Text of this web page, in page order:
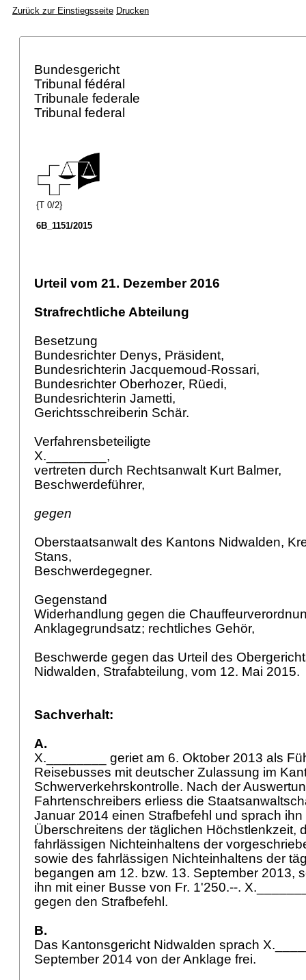
Zurück zur Einstiegsseite Drucken
Bundesgericht
Tribunal fédéral
Tribunale federale
Tribunal federal
{T 0/2}
6B_1151/2015
Urteil vom 21. Dezember 2016
Strafrechtliche Abteilung
Besetzung
Bundesrichter Denys, Präsident,
Bundesrichterin Jacquemoud-Rossari,
Bundesrichter Oberhozer, Rüedi,
Bundesrichterin Jametti,
Gerichtsschreiberin Schär.
Verfahrensbeteiligte
X.________,
vertreten durch Rechtsanwalt Kurt Balmer,
Beschwerdeführer,
gegen
Oberstaatsanwalt des Kantons Nidwalden,
Stans,
Beschwerdegegner.
Gegenstand
Widerhandlung gegen die
Anklagegrundsatz; rechtliches Gehör,
Beschwerde gegen das Urteil des
Nidwalden, Strafabteilung, vom 12. Mai 2015.
Sachverhalt:
A.
X.________ geriet am 6. Oktober 2013 als
Reisebusses mit deutscher Zulassung im
Schwerverkehrskontrolle. Nach der
Fahrtenschreibers erliess die
Januar 2014 einen Strafbefehl und sprach
Überschreitens der täglichen Höchstlenkzeit,
fahrlässigen Nichteinhaltens der
sowie des fahrlässigen Nichteinhaltens der
begangen am 12. bzw. 13. September 2013,
ihn mit einer Busse von Fr. 1'250.--.
gegen den Strafbefehl.
B.
Das Kantonsgericht Nidwalden sprach
September 2014 von der Anklage frei.